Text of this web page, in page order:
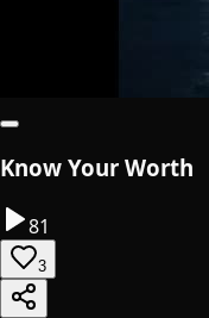
Know Your Worth
81
3